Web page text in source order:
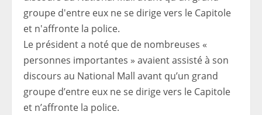
Le président a noté que de nombreuses «
personnes importantes » avaient assisté à son
discours au National Mall avant qu’un grand
groupe d’entre eux ne se dirige vers le Capitole
et n’affronte la police.